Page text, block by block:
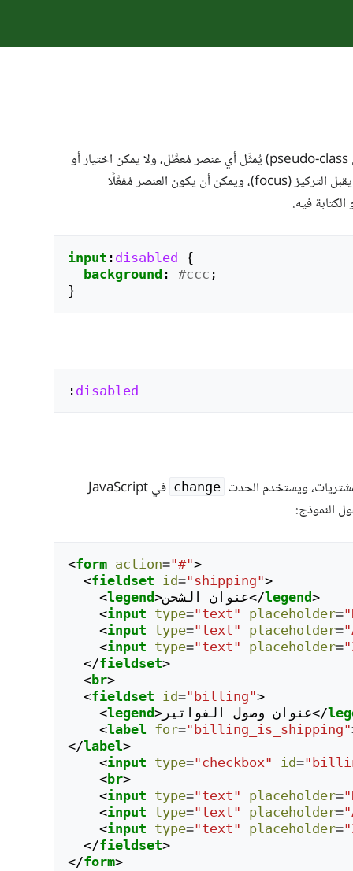
(أي pseudo-class) يُمثِّل أي عنصر مُعطَّل، ولا يمكن اختيار أو
النقر على العنصر المعطَّل ولا الكتابة فيه، ولا يقبل التركيز (focus)، ويمكن أن يكون العنصر مُفعَّلًا
فيه.
input : disabled
{
background : #ccc ;
}
: disabled
ويستخدم الحدث change
في JavaScript
النموذج:
<form action="#">
<fieldset id="shipping">
<legend>عنوان الشحن</legend>
<input type="text" placeholder=
<input type="text" placeholder=
<input type="text" placeholder=
</fieldset>
<br>
<fieldset id="billing">
<legend>عنوان وصول الفواتير</
<label for="billing_is_shipping"
</label>
<input type="checkbox" id=
<br>
<input type="text" placeholder=
<input type="text" placeholder=
<input type="text" placeholder=
</fieldset>
</form>